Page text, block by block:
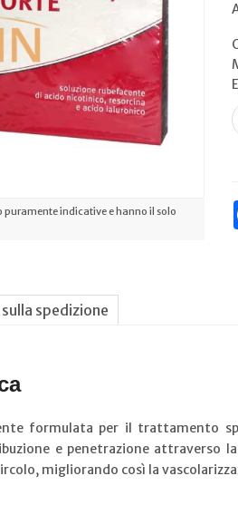
indicative e hanno il solo
spedizione
formulata per il trattamento
e penetrazione attraverso
migliorando così la